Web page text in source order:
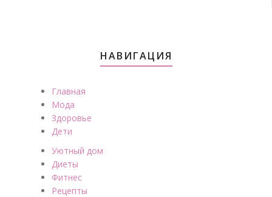
НАВИГАЦИЯ
Главная
Мода
Здоровье
Дети
Уютный дом
Диеты
Фитнес
Рецепты